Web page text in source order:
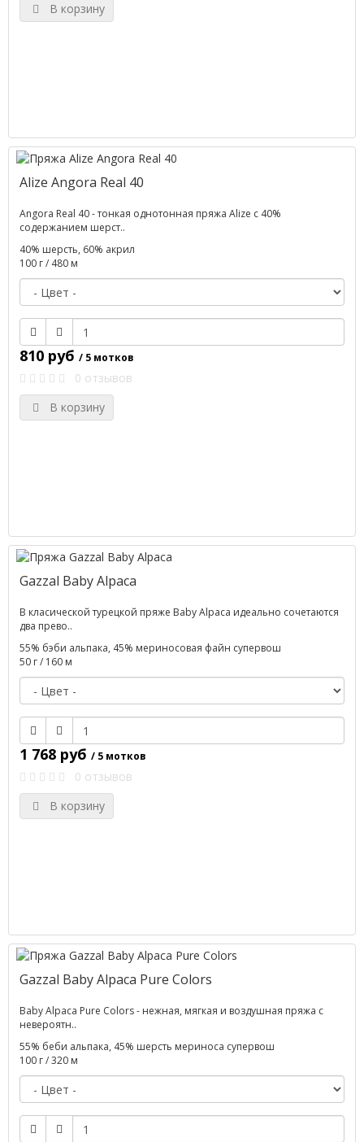
В корзину
Alize Angora Real 40
Angora Real 40 - тонкая однотонная пряжа Alize с 40%
содержанием шерст..
40% шерсть, 60% акрил
100 г / 480 м
810 руб / 5 мотков
0 отзывов
В корзину
Gazzal Baby Alpaca
В класической турецкой пряже Baby Alpaca идеально сочетаются
два прево..
55% бэби альпака, 45% мериносовая файн супервош
50 г / 160 м
1 768 руб / 5 мотков
0 отзывов
В корзину
Gazzal Baby Alpaca Pure Colors
Baby Alpaca Pure Colors - нежная, мягкая и воздушная пряжа с
невероятн..
55% беби альпака, 45% шерсть мериноса супервош
100 г / 320 м